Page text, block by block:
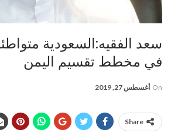
سعد الفقيه:السعودية
في مخطط تقسيم اليمن
On أغسطس 27, 2019
Share